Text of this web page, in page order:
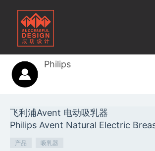
Philips
飞利浦Avent 电动吸乳器
Philips Avent Natural Electric
产品 吸乳器